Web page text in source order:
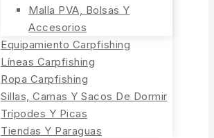
Malla PVA, Bolsas Y
Accesorios
Equipamiento Carpfishing
Líneas Carpfishing
Ropa Carpfishing
Sillas, Camas Y Sacos De Dormir
Trípodes Y Picas
Tiendas Y Paraguas